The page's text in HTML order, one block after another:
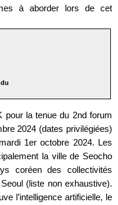
à aborder lors de cet
pour la tenue du 2nd forum
2024 (dates privilégiées)
1er octobre 2024. Les
la ville de Seocho
coréen des collectivités
(liste non exhaustive).
l’intelligence artificielle, le